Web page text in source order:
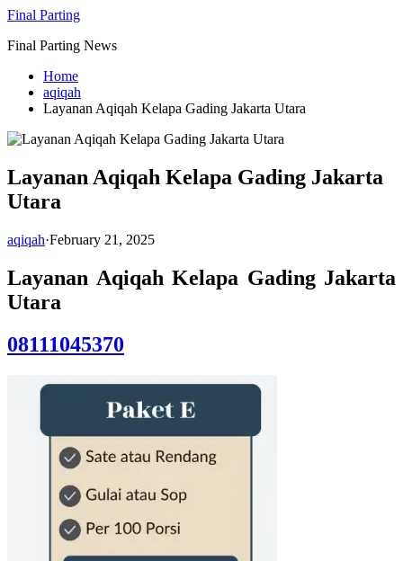
Skip
content
Final Parting
Final Parting News
Home
aqiqah
Layanan Aqiqah Kelapa Gading Jakarta Utara
Layanan Aqiqah Kelapa Gading Jakarta
Utara
aqiqah·February 21, 2025
Layanan Aqiqah Kelapa Gading Jakarta
Utara
08111045370